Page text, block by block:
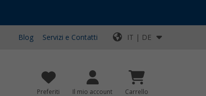
Blog Servizi e Contatti IT | DE
Preferiti Il mio account Carrello